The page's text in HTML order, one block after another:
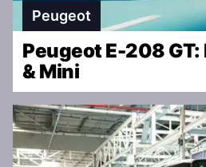
Peugeot
Peugeot E-208 GT:
& Mini